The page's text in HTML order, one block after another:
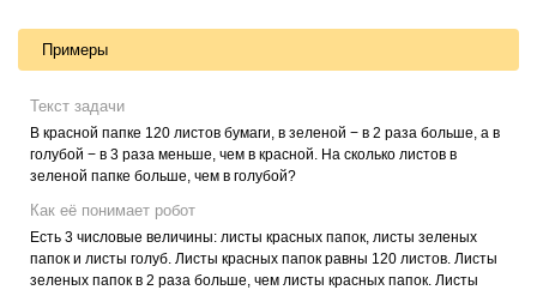
Примеры
Текст задачи
В красной папке 120 листов бумаги, в зеленой − в 2 раза больше, а в
голубой − в 3 раза меньше, чем в красной. На сколько листов в
зеленой папке больше, чем в голубой?
Как её понимает робот
Есть 3 числовые величины: листы красных папок, листы зеленых
папок и листы голуб. Листы красных папок равны 120 листов. Листы
зеленых папок в 2 раза больше, чем листы красных папок. Листы